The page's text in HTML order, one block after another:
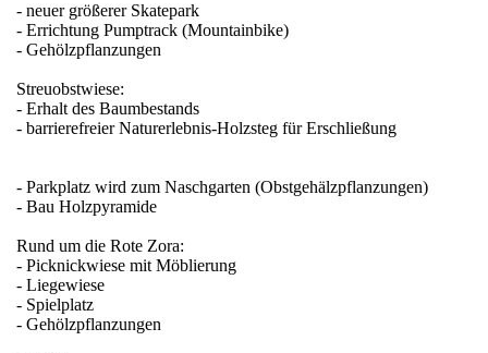
- neuer größerer Skatepark
- Errichtung Pumptrack (Mountainbike)
- Gehölzpflanzungen
Streuobstwiese:
- Erhalt des Baumbestands
- barrierefreier Naturerlebnis-Holzsteg für Erschließung
- Parkplatz wird zum Naschgarten (Obstgehälzpflanzungen)
- Bau Holzpyramide
Rund um die Rote Zora:
- Picknickwiese mit Möblierung
- Liegewiese
- Spielplatz
- Gehölzpflanzungen